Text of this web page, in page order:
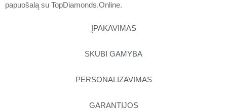
ĮPAKAVIMAS
SKUBI GAMYBA
PERSONALIZAVIMAS
GARANTIJOS
papuošalą su TopDiamonds.Online.